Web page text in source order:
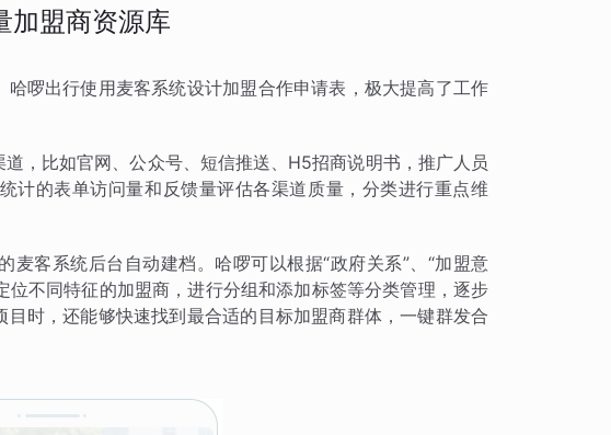
加盟商资源库
啰出行使用麦客系统设计加盟合作申请表，极大提高了工作
，比如官网、公众号、短信推送、H5招商说明书，推广人员
计的表单访问量和反馈量评估各渠道质量，分类进行重点维
客系统后台自动建档。哈啰可以根据“政府关系”、“加盟意
位不同特征的加盟商，进行分组和添加标签等分类管理，逐步
时，还能够快速找到最合适的目标加盟商群体，一键群发合